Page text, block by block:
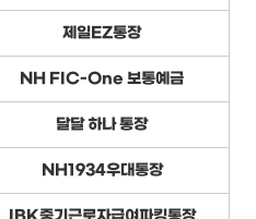
제일EZ통장
NH FIC-One 보통예금
달달 하나 통장
NH1934우대통장